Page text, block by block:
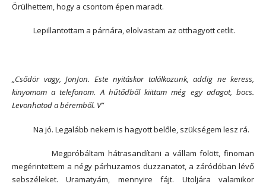
Örülhettem, hogy a csontom épen maradt.
Lepillantottam a párnára, elolvastam az otthagyott cetlit.
„Csődör vagy, JonJon. Este nyitáskor találkozunk, addig ne keress,
kinyomom a telefonom. A hűtődből kiittam még egy adagot, bocs.
Levonhatod a béremből. V”
Na jó. Legalább nekem is hagyott belőle, szükségem lesz rá.
Megpróbáltam hátrasandítani a vállam fölött, finoman
megérintettem a négy párhuzamos duzzanatot, a záródóban lévő
sebszéleket. Uramatyám, mennyire fájt. Utoljára valamikor